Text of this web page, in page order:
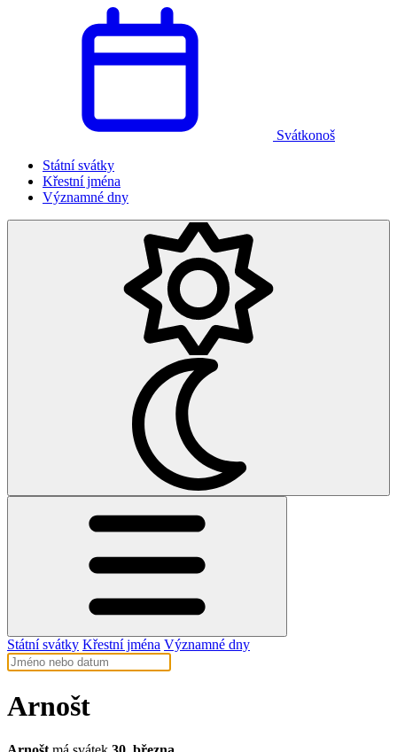
Svátkonoš
Státní svátky
Křestní jména
Významné dny
Státní svátky Křestní jména Významné dny
Arnošt